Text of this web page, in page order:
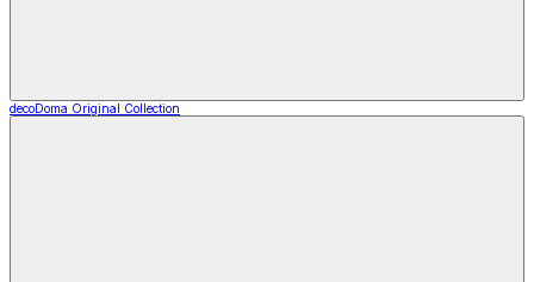
decoDoma Original Collection